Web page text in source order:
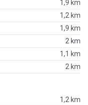
1,9 km
1,2 km
1,9 km
2 km
1,1 km
2 km
1,2 km